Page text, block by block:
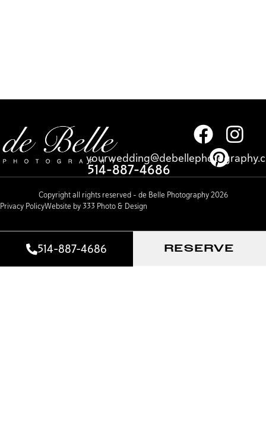
514-887-4686
Copyright all rights reserved – de Belle Photography 2026
Privacy PolicyWebsite by 333 Photo & Design
514-887-4686 RESERVE